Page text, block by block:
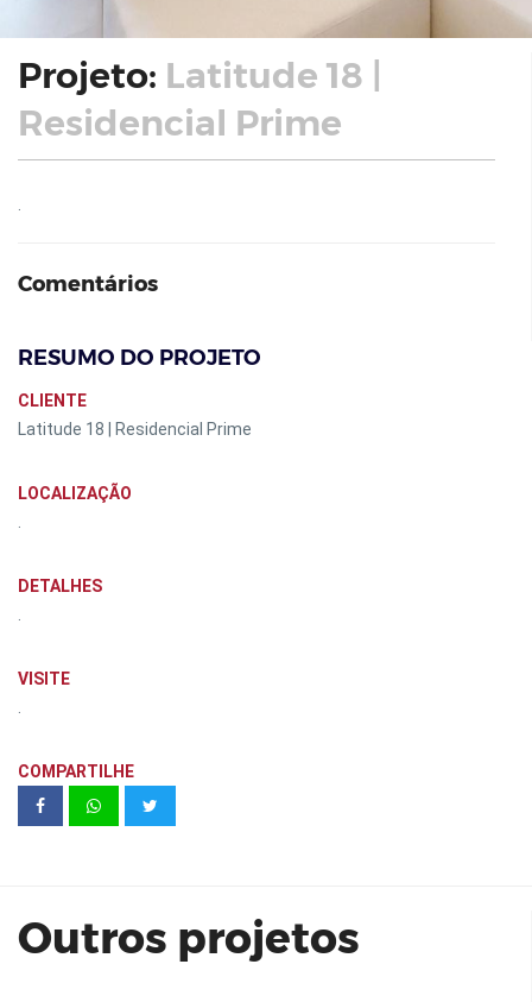
Projeto: Latitude 18 |
Residencial Prime
Comentários
RESUMO DO PROJETO
CLIENTE
Latitude 18 | Residencial Prime
LOCALIZAÇÃO
DETALHES
VISITE
COMPARTILHE
Outros projetos
Bellagio Eco Park - RSF